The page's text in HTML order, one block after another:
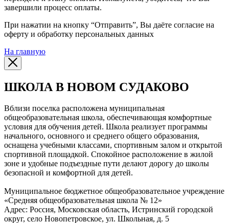
завершили процесс оплаты.
При нажатии на кнопку “Отправить”, Вы даёте согласие на
оферту и обработку персональных данных
На главную
ШКОЛА В НОВОМ СУДАКОВО
Вблизи поселка расположена муниципальная
общеобразовательная школа, обеспечивающая комфортные
условия для обучения детей. Школа реализует программы
начального, основного и среднего общего образования,
оснащена учебными классами, спортивным залом и открытой
спортивной площадкой. Спокойное расположение в жилой
зоне и удобные подъездные пути делают дорогу до школы
безопасной и комфортной для детей.
Муниципальное бюджетное общеобразовательное учреждение
«Средняя общеобразовательная школа № 12»
Адрес: Россия, Московская область, Истринский городской
округ, село Новопетровское, ул. Школьная, д. 5